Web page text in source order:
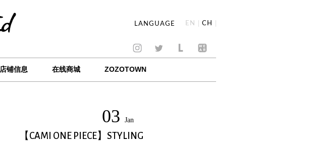
LANGUAGE EN CH
店铺信息 在线商城 ZOZOTOWN
03 Jan
【CAMI ONE PIECE】STYLING